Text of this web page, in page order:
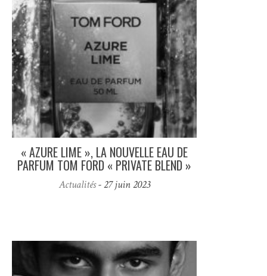
« AZURE LIME », LA NOUVELLE EAU DE
PARFUM TOM FORD « PRIVATE BLEND »
Actualités- 27 juin 2023